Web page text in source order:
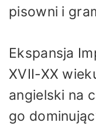
pisowni i
Ekspansja
XVII-XX
angielski na
go